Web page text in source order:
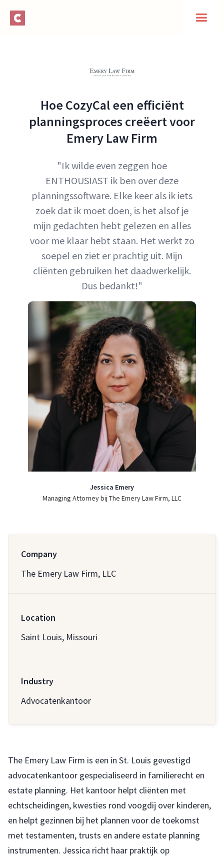
Hoe CozyCal een efficiënt
planningsproces creëert voor
Emery Law Firm
"Ik wilde even zeggen hoe
ENTHOUSIAST ik ben over deze
planningssoftware. Elke keer als ik iets
zoek dat ik moet doen, is het alsof je
mijn gedachten hebt gelezen en alles
voor me klaar hebt staan. Het werkt zo
soepel en ziet er prachtig uit. Mijn
cliënten gebruiken het daadwerkelijk.
Dus bedankt!"
Jessica Emery
Managing Attorney bij The Emery Law Firm, LLC
Company
The Emery Law Firm, LLC
Location
Saint Louis, Missouri
Industry
Advocatenkantoor
The Emery Law Firm is een in St. Louis gevestigd
advocatenkantoor gespecialiseerd in familierecht en
estate planning. Het kantoor helpt cliënten met
echtscheidingen, kwesties rond voogdij over kinderen,
en helpt gezinnen bij het plannen voor de toekomst
met testamenten, trusts en andere estate planning
instrumenten. Jessica richt haar praktijk op